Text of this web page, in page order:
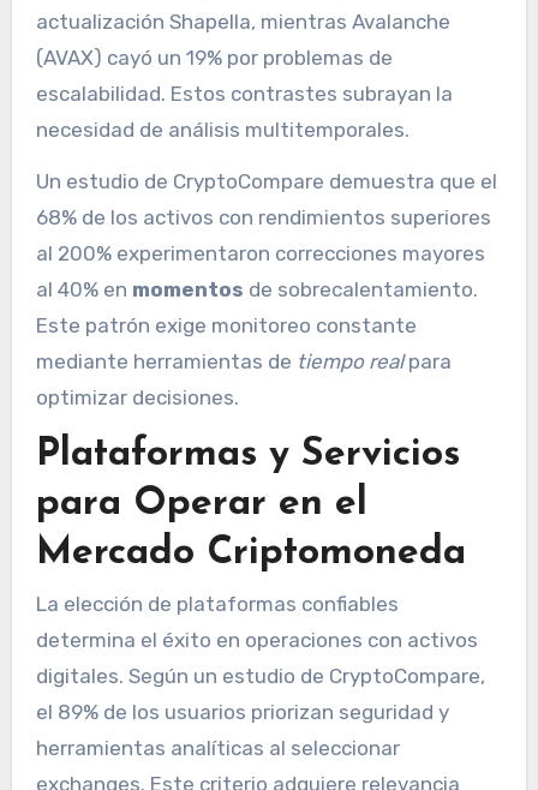
actualización Shapella, mientras Avalanche
(AVAX) cayó un 19% por problemas de
escalabilidad. Estos contrastes subrayan la
necesidad de análisis multitemporales.
Un estudio de CryptoCompare demuestra que el
68% de los activos con rendimientos superiores
al 200% experimentaron correcciones mayores
al 40% en momentos de sobrecalentamiento.
Este patrón exige monitoreo constante
mediante herramientas de tiempo realpara
optimizar decisiones.
Plataformas y Servicios
para Operar en el
Mercado Criptomoneda
La elección de plataformas confiables
determina el éxito en operaciones con activos
digitales. Según un estudio de CryptoCompare,
el 89% de los usuarios priorizan seguridad y
herramientas analíticas al seleccionar
exchanges. Este criterio adquiere relevancia